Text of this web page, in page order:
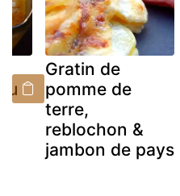
Gratin de
pomme de
terre,
reblochon &
jambon de pays